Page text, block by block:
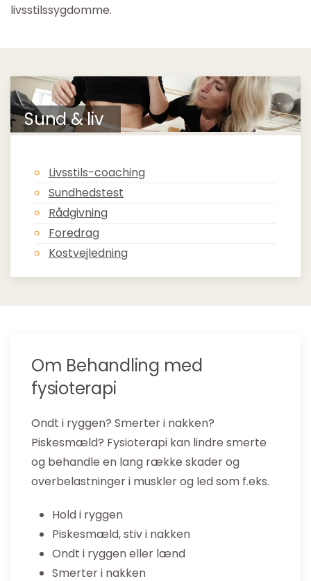
livsstilssygdomme.
Sund & liv
Livsstils-coaching
Sundhedstest
Rådgivning
Foredrag
Kostvejledning
Om Behandling med
fysioterapi
Ondt i ryggen? Smerter i nakken?
Piskesmæld? Fysioterapi kan lindre smerte
og behandle en lang række skader og
overbelastninger i muskler og led som f.eks.
Hold i ryggen
Piskesmæld, stiv i nakken
Ondt i ryggen eller lænd
Smerter i nakken